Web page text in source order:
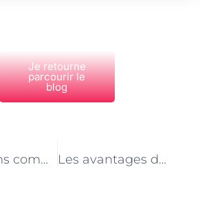
Je retourne
parcourir le
blog
Les jardins communautaires de Paris : une source d’inspiration pour les jardiniers Les avantages des services d’assistance à domicile pour les personnes en situation de handicap